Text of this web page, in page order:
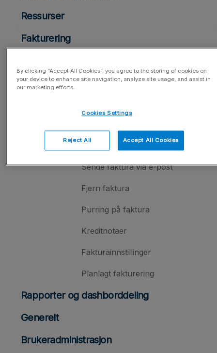
Ressurser
Fakturering
Fakturering
Koble prosjekter til faktura
Sende faktura via e-post
Fjern faktura
Purring på faktura
Kreditnotaer
Fakturainnstillinger
Planlagt fakturering
Rapporter og dashborddeling
Generelt
Brukeradministrasjon
By clicking “Accept All Cookies”, you agree to the storing of cookies on
your device to enhance site navigation, analyze site usage, and assist in
our marketing efforts.
Cookies Settings
Reject All Accept All Cookies